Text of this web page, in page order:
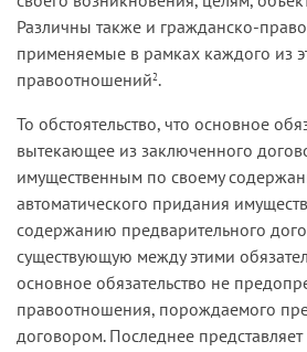
Различны также и гражданско-
применяемые в рамках каждого из
правоотношений2.
То обстоятельство, что основное
вытекающее из заключенного
имущественным по своему
автоматического придания
содержанию предварительного
существующую между этими
основное обязательство не
правоотношения, порождаемого
договором. Последнее